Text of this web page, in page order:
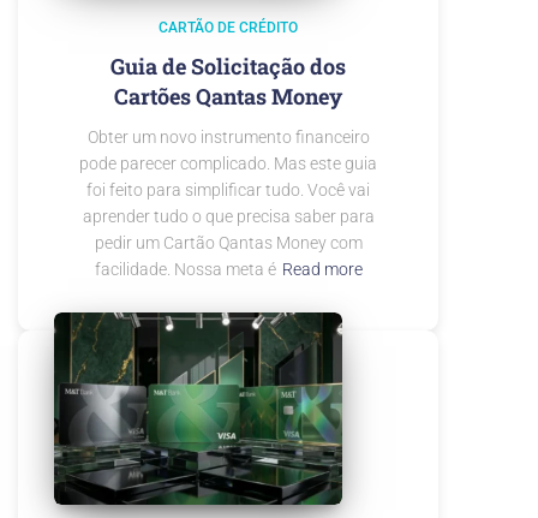
CARTÃO DE CRÉDITO
Guia de Solicitação dos
Cartões Qantas Money
Obter um novo instrumento financeiro
pode parecer complicado. Mas este guia
foi feito para simplificar tudo. Você vai
aprender tudo o que precisa saber para
pedir um Cartão Qantas Money com
facilidade. Nossa meta é Read more